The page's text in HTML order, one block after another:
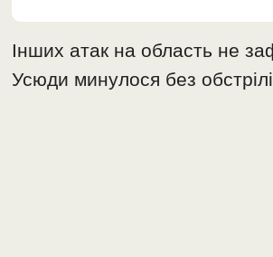
Інших атак на область не
Усюди минулося без